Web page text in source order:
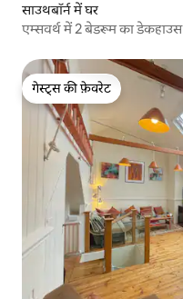
साउथबॉर्न में घर
एम्सवर्थ में 2 बेडरूम का डेकहाउस
गेस्ट्स की फ़ेवरेट
गेस्ट्स की फ़ेवरेट